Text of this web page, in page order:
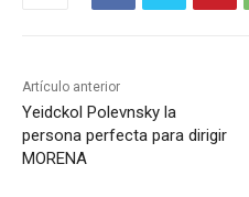
Artículo anterior
Yeidckol Polevnsky la
persona perfecta para dirigir
MORENA